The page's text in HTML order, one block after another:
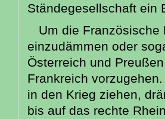
Ständegesellschaft ein
Um die Französische
einzudämmen oder
Österreich und
Frankreich
in den Krieg ziehen,
bis auf das rechte